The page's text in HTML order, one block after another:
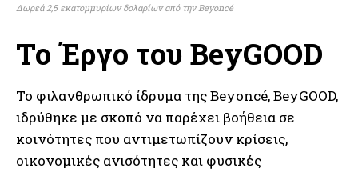
Δωρεά 2,5 εκατομμυρίων δολαρίων από την Beyoncé
Το Έργο του BeyGOOD
Το φιλανθρωπικό ίδρυμα της Beyoncé, BeyGOOD,
ιδρύθηκε με σκοπό να παρέχει βοήθεια σε
κοινότητες που αντιμετωπίζουν κρίσεις,
οικονομικές ανισότητες και φυσικές